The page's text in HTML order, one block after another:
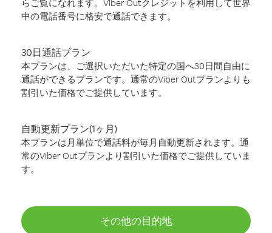
らご覧になれます。Viber Outクレジットを利用して世界
中の電話番号に格安で通話できます。
30日通話プラン
本プランは、ご選択いただいた特定の国へ30日間自由に
通話ができるプランです。通常のViber Outプランよりも
割引いた価格でご提供しています。
自動更新プラン(1ヶ月)
本プランは月単位で通話料が毎月自動更新されます。通
常のViber Outプランより割引いた価格でご提供していま
す。
その他の目的地